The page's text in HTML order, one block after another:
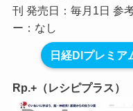
刊 発売日：毎月1日 参
ー：なし
日経DIプレミア
Rp.+（レシピプラス）